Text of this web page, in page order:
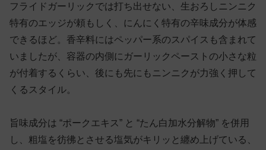
フライドガーリックでは打ち出せない、生おろしニンニク
特有のエッジが頼もしく、にんにく特有の辛味成分が体感
できるほど。香辛料にはペッパー系のスパイスも含まれて
いましたが、容器の内側にガーリックペーストの小さな粒
が付着するくらい、後にも先にもニンニクが力強く押して
くるスタイル。
旨味成分は “ポークエキス” と “たん白加水分解物” を併用
し、粗塩を彷彿とさせる塩気がキリッと纏め上げている、